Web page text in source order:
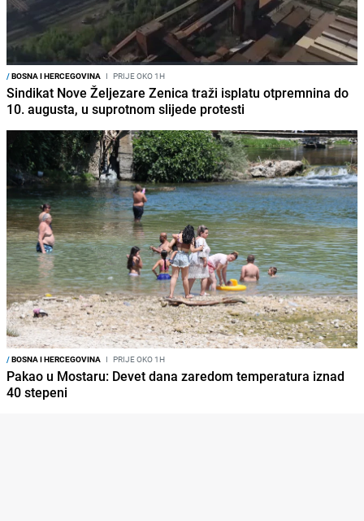
/BOSNA I HERCEGOVINA I PRIJE OKO 1H
Sindikat Nove Željezare Zenica traži isplatu otpremnina do
10. augusta, u suprotnom slijede protesti
/BOSNA I HERCEGOVINA I PRIJE OKO 1H
Pakao u Mostaru: Devet dana zaredom temperatura iznad
40 stepeni